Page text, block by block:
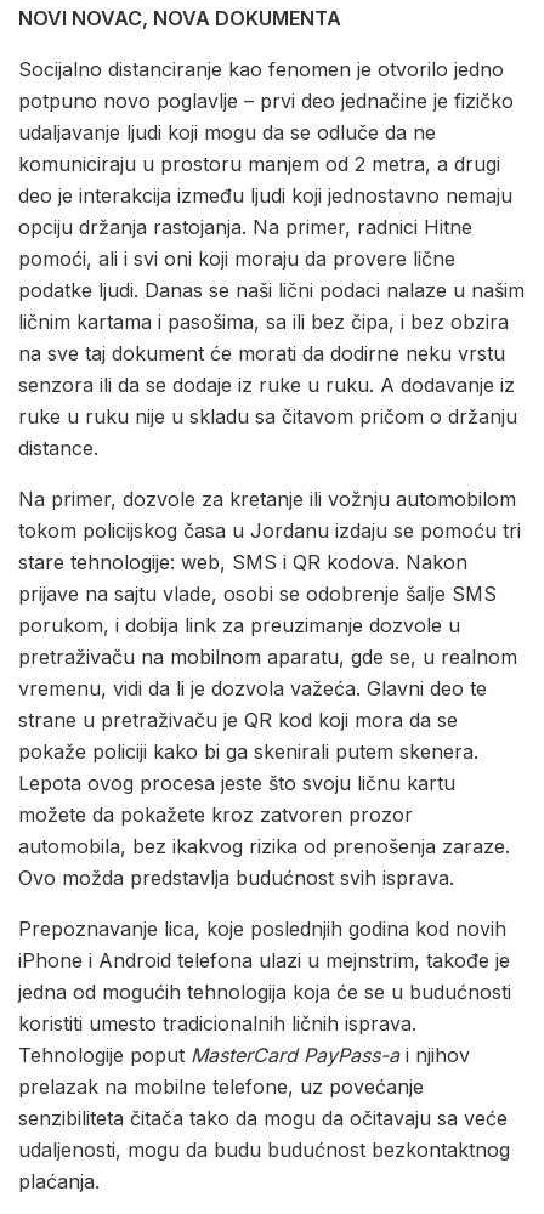
NOVI NOVAC, NOVA DOKUMENTA
Socijalno distanciranje kao fenomen je otvorilo jedno
potpuno novo poglavlje – prvi deo jednačine je fizičko
udaljavanje ljudi koji mogu da se odluče da ne
komuniciraju u prostoru manjem od 2 metra, a drugi
deo je interakcija između ljudi koji jednostavno nemaju
opciju držanja rastojanja. Na primer, radnici Hitne
pomoći, ali i svi oni koji moraju da provere lične
podatke ljudi. Danas se naši lični podaci nalaze u našim
ličnim kartama i pasošima, sa ili bez čipa, i bez obzira
na sve taj dokument će morati da dodirne neku vrstu
senzora ili da se dodaje iz ruke u ruku. A dodavanje iz
ruke u ruku nije u skladu sa čitavom pričom o držanju
distance.
Na primer, dozvole za kretanje ili vožnju automobilom
tokom policijskog časa u Jordanu izdaju se pomoću tri
stare tehnologije: web, SMS i QR kodova. Nakon
prijave na sajtu vlade, osobi se odobrenje šalje SMS
porukom, i dobija link za preuzimanje dozvole u
pretraživaču na mobilnom aparatu, gde se, u realnom
vremenu, vidi da li je dozvola važeća. Glavni deo te
strane u pretraživaču je QR kod koji mora da se
pokaže policiji kako bi ga skenirali putem skenera.
Lepota ovog procesa jeste što svoju ličnu kartu
možete da pokažete kroz zatvoren prozor
automobila, bez ikakvog rizika od prenošenja zaraze.
Ovo možda predstavlja budućnost svih isprava.
Prepoznavanje lica, koje poslednjih godina kod novih
iPhone i Android telefona ulazi u mejnstrim, takođe je
jedna od mogućih tehnologija koja će se u budućnosti
koristiti umesto tradicionalnih ličnih isprava.
Tehnologije poput MasterCard PayPass-a i njihov
prelazak na mobilne telefone, uz povećanje
senzibiliteta čitača tako da mogu da očitavaju sa veće
udaljenosti, mogu da budu budućnost bezkontaktnog
plaćanja.